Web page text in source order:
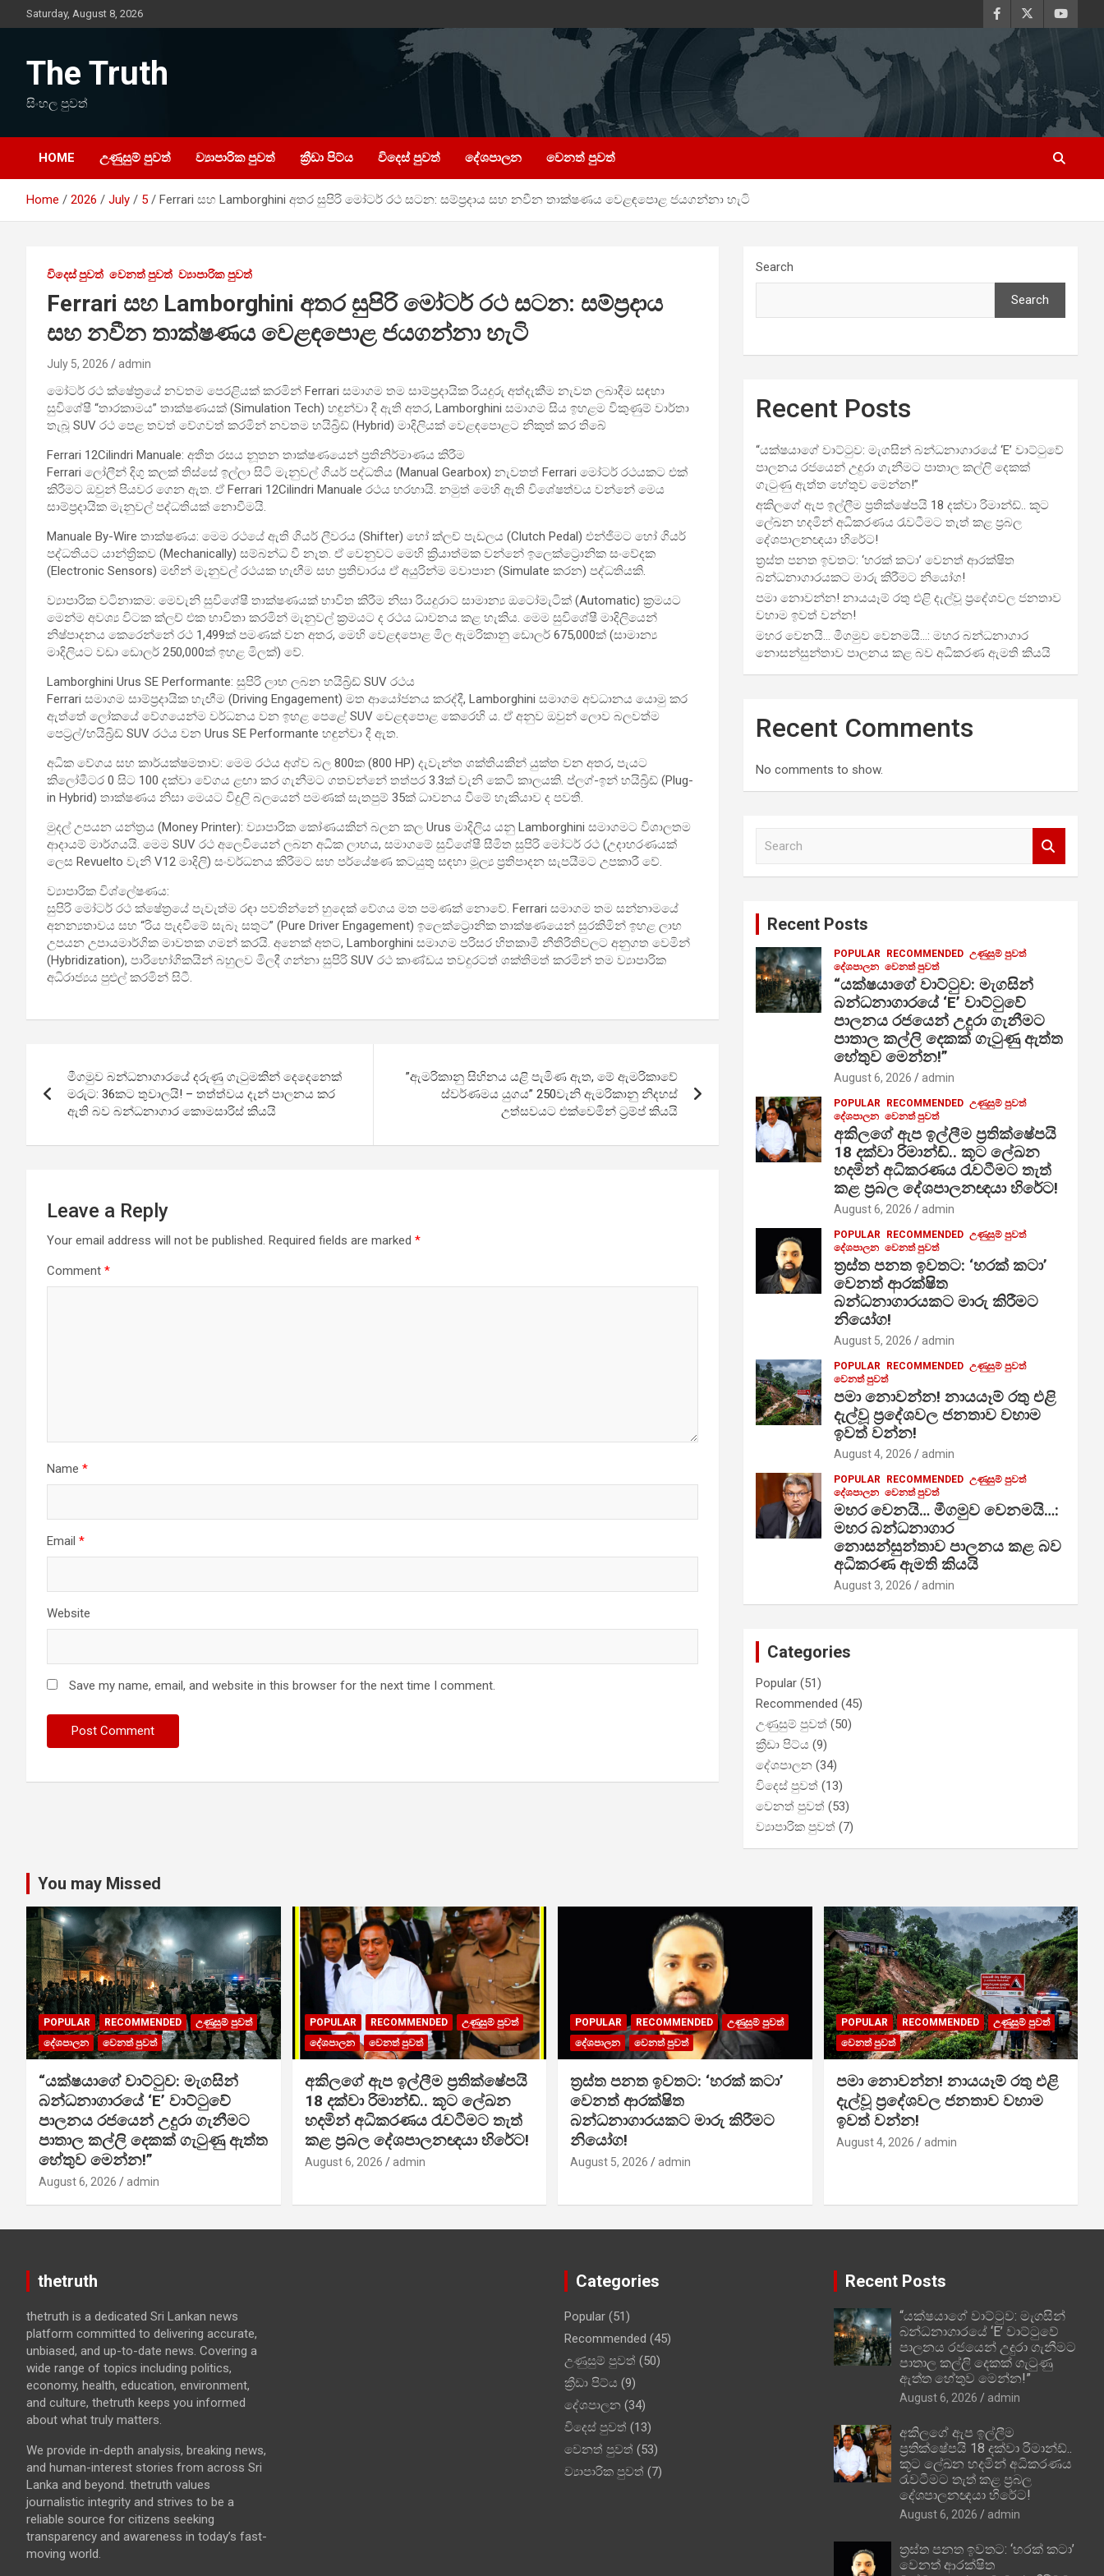
to
Saturday, August 8, 2026
The Truth
සිංහල පුවත්
HOME උණුසුම් පුවත් ව්‍යාපාරික පුවත් ක්‍රීඩා පිට්ය විදෙස් පුවත් දේශපාලන වෙනත් පුවත්
Home 2026 July 5 Ferrari සහ Lamborghini අතර සුපිරි මෝටර් රථ සටන: සම්ප්‍රදාය සහ නවීන තාක්ෂණය වෙළඳපොළ ජයගන්නා හැටි
විදෙස් පුවත් වෙනත් පුවත් ව්‍යාපාරික පුවත්
Ferrari සහ Lamborghini අතර සුපිරි මෝටර් රථ සටන: සම්ප්‍රදාය
සහ නවීන තාක්ෂණය වෙළඳපොළ ජයගන්නා හැටි
July 5, 2026 admin
මෝටර් රථ ක්ෂේත්‍රයේ නවතම පෙරළියක් කරමින් Ferrari සමාගම තම සාම්ප්‍රදායික රියදුරු අත්දැකීම නැවත ලබාදීම සඳහා
සුවිශේෂී “තාරකාමය” තාක්ෂණයක් (Simulation Tech) හඳුන්වා දී ඇති අතර, Lamborghini සමාගම සිය ඉහළම විකුණුම් වාර්තා
තැබූ SUV රථ පෙළ තවත් වේගවත් කරමින් නවතම හයිබ්‍රිඩ් (Hybrid) මාදිලියක් වෙළඳපොළට නිකුත් කර තිබේ
Ferrari 12Cilindri Manuale: අතීත රසය නූතන තාක්ෂණයෙන් ප්‍රතිනිර්මාණය කිරීම
Ferrari ලෝලීන් දිගු කලක් තිස්සේ ඉල්ලා සිටි මැනුවල් ගියර් පද්ධතිය (Manual Gearbox) නැවතත් Ferrari මෝටර් රථයකට එක්
කිරීමට ඔවුන් පියවර ගෙන ඇත. ඒ Ferrari 12Cilindri Manuale රථය හරහායි. නමුත් මෙහි ඇති විශේෂත්වය වන්නේ මෙය
සාම්ප්‍රදායික මැනුවල් පද්ධතියක් නොවීමයි.
Manuale By-Wire තාක්ෂණය: මෙම රථයේ ඇති ගියර් ලීවරය (Shifter) හෝ ක්ලච් පැඩලය (Clutch Pedal) එන්ජිමට හෝ ගියර්
පද්ධතියට යාන්ත්‍රිකව (Mechanically) සම්බන්ධ වී නැත. ඒ වෙනුවට මෙහි ක්‍රියාත්මක වන්නේ ඉලෙක්ට්‍රොනික සංවේදක
(Electronic Sensors) මඟින් මැනුවල් රථයක හැඟීම සහ ප්‍රතිචාරය ඒ අයුරින්ම මවාපාන (Simulate කරන) පද්ධතියකි.
ව්‍යාපාරික වටිනාකම: මෙවැනි සුවිශේෂී තාක්ෂණයක් භාවිත කිරීම නිසා රියදුරාට සාමාන්‍ය ඔටෝමැටික් (Automatic) ක්‍රමයට
මෙන්ම අවශ්‍ය විටක ක්ලච් එක භාවිතා කරමින් මැනුවල් ක්‍රමයට ද රථය ධාවනය කළ හැකිය. මෙම සුවිශේෂී මාදිලියෙන්
නිෂ්පාදනය කෙරෙන්නේ රථ 1,499ක් පමණක් වන අතර, මෙහි වෙළඳපොළ මිල ඇමරිකානු ඩොලර් 675,000ක් (සාමාන්‍ය
මාදිලියට වඩා ඩොලර් 250,000ක් ඉහළ මිලක්) වේ.
Lamborghini Urus SE Performante: සුපිරි ලාභ ලබන හයිබ්‍රිඩ් SUV රථය
Ferrari සමාගම සාම්ප්‍රදායික හැඟීම (Driving Engagement) මත ආයෝජනය කරද්දී, Lamborghini සමාගම අවධානය යොමු කර
ඇත්තේ ලෝකයේ වේගයෙන්ම වර්ධනය වන ඉහළ පෙළේ SUV වෙළඳපොළ කෙරෙහි ය. ඒ අනුව ඔවුන් ලොව බලවත්ම
පෙට්‍රල්/හයිබ්‍රිඩ් SUV රථය වන Urus SE Performante හඳුන්වා දී ඇත.
අධික වේගය සහ කාර්යක්ෂමතාව: මෙම රථය අශ්ව බල 800ක (800 HP) දැවැන්ත ශක්තියකින් යුක්ත වන අතර, පැයට
කිලෝමීටර 0 සිට 100 දක්වා වේගය ළඟා කර ගැනීමට ගතවන්නේ තත්පර 3.3ක් වැනි කෙටි කාලයකි. ප්ලග්-ඉන් හයිබ්‍රිඩ් (Plug-
in Hybrid) තාක්ෂණය නිසා මෙයට විදුලි බලයෙන් පමණක් සැතපුම් 35ක් ධාවනය වීමේ හැකියාව ද පවතී.
මුදල් උපයන යන්ත්‍රය (Money Printer): ව්‍යාපාරික කෝණයකින් බලන කල Urus මාදිලිය යනු Lamborghini සමාගමට විශාලතම
ආදායම් මාර්ගයයි. මෙම SUV රථ අලෙවියෙන් ලබන අධික ලාභය, සමාගමේ සුවිශේෂී සීමිත සුපිරි මෝටර් රථ (උදාහරණයක්
ලෙස Revuelto වැනි V12 මාදිලි) සංවර්ධනය කිරීමට සහ පර්යේෂණ කටයුතු සඳහා මූල්‍ය ප්‍රතිපාදන සැපයීමට උපකාරී වේ.
ව්‍යාපාරික විශ්ලේෂණය:
සුපිරි මෝටර් රථ ක්ෂේත්‍රයේ පැවැත්ම රඳා පවතින්නේ හුදෙක් වේගය මත පමණක් නොවේ. Ferrari සමාගම තම සන්නාමයේ
අනන්‍යතාවය සහ “රිය පැදවීමේ සැබෑ සතුට” (Pure Driver Engagement) ඉලෙක්ට්‍රොනික තාක්ෂණයෙන් සුරකිමින් ඉහළ ලාභ
උපයන උපායමාර්ගික මාවතක ගමන් කරයි. අනෙක් අතට, Lamborghini සමාගම පරිසර හිතකාමී නීතිරීතිවලට අනුගත වෙමින්
(Hybridization), පාරිභෝගිකයින් බහුලව මිලදී ගන්නා සුපිරි SUV රථ කාණ්ඩය තවදුරටත් ශක්තිමත් කරමින් තම ව්‍යාපාරික
අධිරාජ්‍යය පුළුල් කරමින් සිටී.
navigation
මීගමුව බන්ධනාගාරයේ දරුණු ගැටුමකින් දෙදෙනෙක්
මරුට: 36කට තුවාලයි! – තත්ත්වය දැන් පාලනය කර
ඇති බව බන්ධනාගාර කොමසාරිස් කියයි
”ඇමරිකානු සිහිනය යළි පැමිණ ඇත, මේ ඇමරිකාවේ
ස්වර්ණමය යුගය” 250වැනි ඇමරිකානු නිදහස්
උත්සවයට එක්වෙමින් ට්‍රම්ප් කියයි
Leave a Reply
Your email address will not be published. Required fields are marked *
Comment *
Name *
Email *
Website
Save my name, email, and website in this browser for the next time I comment.
Search
Search
Recent Posts
“යක්ෂයාගේ වාට්ටුව: මැගසින් බන්ධනාගාරයේ ‘E’ වාට්ටුවේ
පාලනය රජයෙන් උදුරා ගැනීමට පාතාල කල්ලි දෙකක්
ගැටුණු ඇත්ත හේතුව මෙන්න!”
අකිලගේ ඇප ඉල්ලීම ප්‍රතික්ෂේපයි 18 දක්වා රිමාන්ඩ්.. කූට
ලේඛන හදමින් අධිකරණය රැවටීමට තැත් කළ ප්‍රබල
දේශපාලනඥයා හිරේට!
ත්‍රස්ත පනත ඉවතට: ‘හරක් කටා’ වෙනත් ආරක්ෂිත
බන්ධනාගාරයකට මාරු කිරීමට නියෝග!
පමා නොවන්න! නායයෑම් රතු එළි දැල්වූ ප්‍රදේශවල ජනතාව
වහාම ඉවත් වන්න!
මහර වෙනයි… මීගමුව වෙනමයි…: මහර බන්ධනාගාර
නොසන්සුන්තාව පාලනය කළ බව අධිකරණ ඇමති කියයි
Recent Comments
No comments to show.
Recent Posts
POPULAR RECOMMENDED උණුසුම් පුවත්
දේශපාලන වෙනත් පුවත්
“යක්ෂයාගේ වාට්ටුව: මැගසින්
බන්ධනාගාරයේ ‘E’ වාට්ටුවේ
පාලනය රජයෙන් උදුරා ගැනීමට
පාතාල කල්ලි දෙකක් ගැටුණු ඇත්ත
හේතුව මෙන්න!”
August 6, 2026 admin
POPULAR RECOMMENDED උණුසුම් පුවත්
දේශපාලන වෙනත් පුවත්
අකිලගේ ඇප ඉල්ලීම ප්‍රතික්ෂේපයි
18 දක්වා රිමාන්ඩ්.. කූට ලේඛන
හදමින් අධිකරණය රැවටීමට තැත්
කළ ප්‍රබල දේශපාලනඥයා හිරේට!
August 6, 2026 admin
POPULAR RECOMMENDED උණුසුම් පුවත්
දේශපාලන වෙනත් පුවත්
ත්‍රස්ත පනත ඉවතට: ‘හරක් කටා’
වෙනත් ආරක්ෂිත
බන්ධනාගාරයකට මාරු කිරීමට
නියෝග!
August 5, 2026 admin
POPULAR RECOMMENDED උණුසුම් පුවත්
වෙනත් පුවත්
පමා නොවන්න! නායයෑම් රතු එළි
දැල්වූ ප්‍රදේශවල ජනතාව වහාම
ඉවත් වන්න!
August 4, 2026 admin
POPULAR RECOMMENDED උණුසුම් පුවත්
දේශපාලන වෙනත් පුවත්
මහර වෙනයි… මීගමුව වෙනමයි…:
මහර බන්ධනාගාර
නොසන්සුන්තාව පාලනය කළ බව
අධිකරණ ඇමති කියයි
August 3, 2026 admin
Categories
Popular (51)
Recommended (45)
උණුසුම් පුවත් (50)
ක්‍රීඩා පිට්ය (9)
දේශපාලන (34)
විදෙස් පුවත් (13)
වෙනත් පුවත් (53)
ව්‍යාපාරික පුවත් (7)
You may Missed
POPULAR RECOMMENDED
උණුසුම් පුවත්
දේශපාලන
වෙනත් පුවත්
“යක්ෂයාගේ වාට්ටුව: මැගසින්
බන්ධනාගාරයේ ‘E’ වාට්ටුවේ
පාලනය රජයෙන් උදුරා ගැනීමට
පාතාල කල්ලි දෙකක් ගැටුණු ඇත්ත
හේතුව මෙන්න!”
August 6, 2026 admin
POPULAR RECOMMENDED
උණුසුම් පුවත්
දේශපාලන
වෙනත් පුවත්
අකිලගේ ඇප ඉල්ලීම ප්‍රතික්ෂේපයි
18 දක්වා රිමාන්ඩ්.. කූට ලේඛන
හදමින් අධිකරණය රැවටීමට තැත්
කළ ප්‍රබල දේශපාලනඥයා හිරේට!
August 6, 2026 admin
POPULAR RECOMMENDED
උණුසුම් පුවත්
දේශපාලන
වෙනත් පුවත්
ත්‍රස්ත පනත ඉවතට: ‘හරක් කටා’
වෙනත් ආරක්ෂිත
බන්ධනාගාරයකට මාරු කිරීමට
නියෝග!
August 5, 2026 admin
POPULAR RECOMMENDED
උණුසුම් පුවත්
වෙනත් පුවත්
පමා නොවන්න! නායයෑම් රතු එළි
දැල්වූ ප්‍රදේශවල ජනතාව වහාම
ඉවත් වන්න!
August 4, 2026 admin
thetruth
thetruth is a dedicated Sri Lankan news
platform committed to delivering accurate,
unbiased, and up-to-date news. Covering a
wide range of topics including politics,
economy, health, education, environment,
and culture, thetruth keeps you informed
about what truly matters.
We provide in-depth analysis, breaking news,
and human-interest stories from across Sri
Lanka and beyond. thetruth values
journalistic integrity and strives to be a
reliable source for citizens seeking
transparency and awareness in today’s fast-
moving world.
Categories
Popular (51)
Recommended (45)
උණුසුම් පුවත් (50)
ක්‍රීඩා පිට්ය (9)
දේශපාලන (34)
විදෙස් පුවත් (13)
වෙනත් පුවත් (53)
ව්‍යාපාරික පුවත් (7)
Recent Posts
“යක්ෂයාගේ වාට්ටුව: මැගසින්
බන්ධනාගාරයේ ‘E’ වාට්ටුවේ
පාලනය රජයෙන් උදුරා ගැනීමට
පාතාල කල්ලි දෙකක් ගැටුණු
ඇත්ත හේතුව මෙන්න!”
August 6, 2026 admin
අකිලගේ ඇප ඉල්ලීම
ප්‍රතික්ෂේපයි 18 දක්වා රිමාන්ඩ්..
කූට ලේඛන හදමින් අධිකරණය
රැවටීමට තැත් කළ ප්‍රබල
දේශපාලනඥයා හිරේට!
August 6, 2026 admin
ත්‍රස්ත පනත ඉවතට: ‘හරක් කටා’
වෙනත් ආරක්ෂිත